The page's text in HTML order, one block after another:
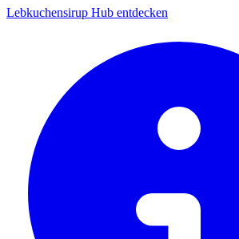
Lebkuchensirup Hub entdecken